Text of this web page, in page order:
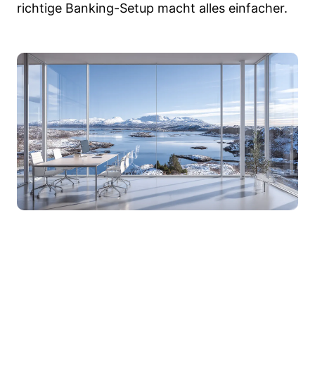
richtige Banking-Setup macht alles einfacher.